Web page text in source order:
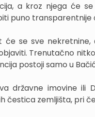
a kroz njega će
puno transparentnije
će se sve
Trenutačno
postoji samo u
državne imovine ili
čestica zemljišta, pri